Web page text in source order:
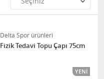
Delta Spor ürünleri
Fizik Tedavi Topu Çapı 75cm
YENI